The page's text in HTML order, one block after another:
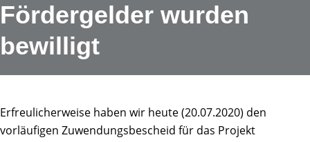
Fördergelder wurden
bewilligt
Erfreulicherweise haben wir heute (20.07.2020) den
vorläufigen Zuwendungsbescheid für das Projekt